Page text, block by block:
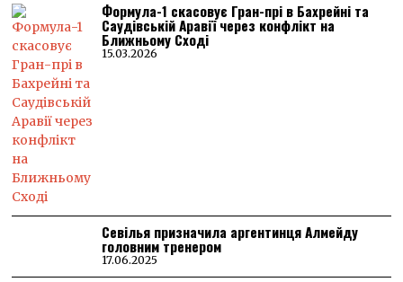
Формула-1 скасовує Гран-прі в Бахрейні та
Саудівській Аравії через конфлікт на
Ближньому Сході
15.03.2026
Севілья призначила аргентинця Алмейду
головним тренером
17.06.2025